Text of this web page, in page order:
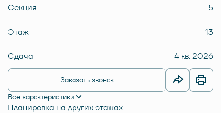
Секция 5
Этаж 13
Сдача 4 кв. 2026
Заказать звонок
Все характеристики
Планировка на других этажах